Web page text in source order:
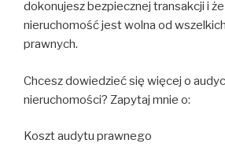
dokonujesz bezpiecznej transakcji i
nieruchomość jest wolna od
prawnych.
Chcesz dowiedzieć się więcej o
nieruchomości? Zapytaj mnie o:
Koszt audytu prawnego